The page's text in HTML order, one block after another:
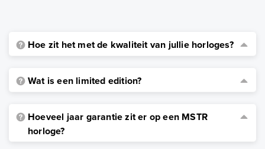
Hoe zit het met de kwaliteit van jullie horloges?
Wat is een limited edition?
Hoeveel jaar garantie zit er op een MSTR
horloge?